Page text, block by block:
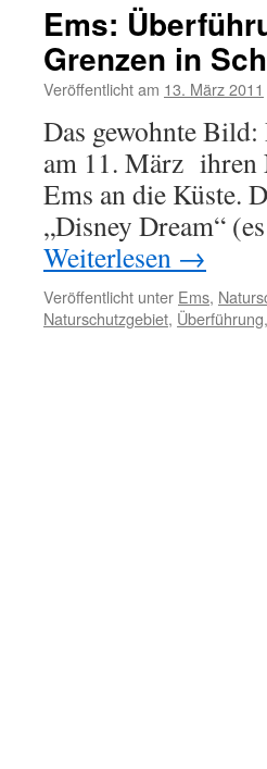
Ems:
Grenzen in
Veröffentlicht am 13. März 2011
Das gewohnte
am 11. März ihren
Ems an die Küste.
„Disney Dream“
Weiterlesen →
Veröffentlicht unter Ems,
Naturschutzgebiet, Überführung,